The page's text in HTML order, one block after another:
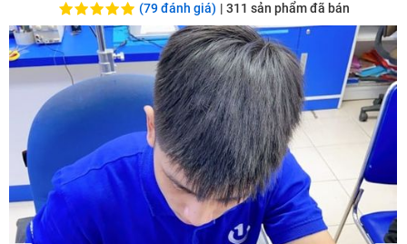
(79 đánh giá) | 311 sản phẩm đã bán